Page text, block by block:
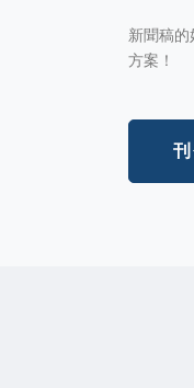
新聞稿
方案！